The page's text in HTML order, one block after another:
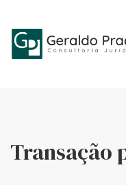
Transação